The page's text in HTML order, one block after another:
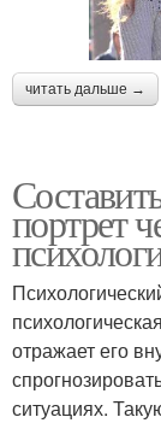
читать дальше →
портрет
отражает его
ситуациях.